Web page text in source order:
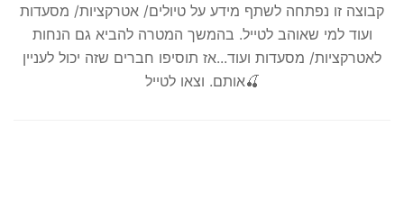
קבוצה זו נפתחה לשתף מידע על טיולים/ אטרקציות/ מסעדות
ועוד למי שאוהב לטייל. בהמשך המטרה להביא גם הנחות
לאטרקציות/ מסעדות ועוד...אז תוסיפו חברים שזה יכול לעניין
אותם. וצאו לטייל🍒